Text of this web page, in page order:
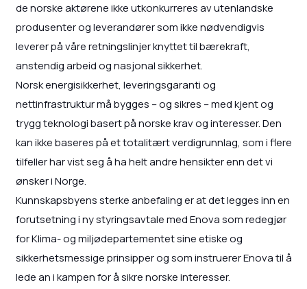
de norske aktørene ikke utkonkurreres av utenlandske
produsenter og leverandører som ikke nødvendigvis
leverer på våre retningslinjer knyttet til bærekraft,
anstendig arbeid og nasjonal sikkerhet.
Norsk energisikkerhet, leveringsgaranti og
nettinfrastruktur må bygges – og sikres – med kjent og
trygg teknologi basert på norske krav og interesser. Den
kan ikke baseres på et totalitært verdigrunnlag, som i flere
tilfeller har vist seg å ha helt andre hensikter enn det vi
ønsker i Norge.
Kunnskapsbyens sterke anbefaling er at det legges inn en
forutsetning i ny styringsavtale med Enova som redegjør
for Klima- og miljødepartementet sine etiske og
sikkerhetsmessige prinsipper og som instruerer Enova til å
lede an i kampen for å sikre norske interesser.